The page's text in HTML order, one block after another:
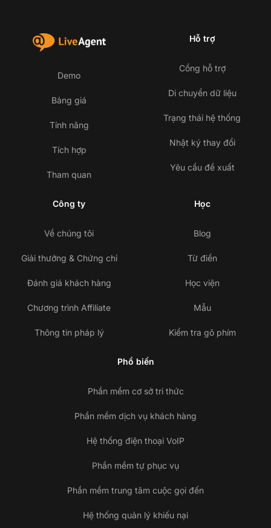
Demo
Bảng giá
Tính năng
Tích hợp
Tham quan
Hỗ trợ
Cổng hỗ trợ
Di chuyển dữ liệu
Trạng thái hệ thống
Nhật ký thay đổi
Yêu cầu đề xuất
Công ty
Về chúng tôi
Giải thưởng & Chứng chỉ
Đánh giá khách hàng
Chương trình Affiliate
Thông tin pháp lý
Học
Blog
Từ điển
Học viện
Mẫu
Kiểm tra gõ phím
Phổ biến
Phần mềm cơ sở tri thức
Phần mềm dịch vụ khách hàng
Hệ thống điện thoại VoIP
Phần mềm tự phục vụ
Phần mềm trung tâm cuộc gọi đến
Hệ thống quản lý khiếu nại